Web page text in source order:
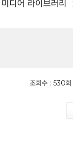
미디어 라이브러리
조회수 : 530회